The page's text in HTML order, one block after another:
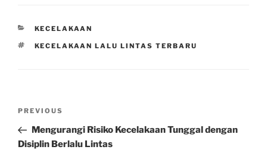
CATEGORIES
KECELAKAAN
TAGS
KECELAKAAN LALU LINTAS TERBARU
Previous
Post
PREVIOUS
Mengurangi Risiko Kecelakaan Tunggal dengan
Disiplin Berlalu Lintas